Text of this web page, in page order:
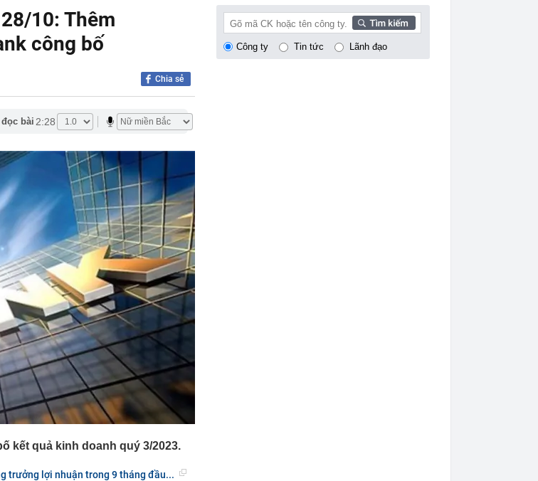
đội mua ô tô tặng sinh nhật
nguội do chạy quá tốc độ quy
đạn dược Mỹ
ở Việt Nam 'có tính gây
dứt mưa dông
dày và sống thọ
Quế Ngọc Hải: Giờ thành
bàn thắng
tỷ đồng ngay trên một chiếc
chính sẽ sớm trở thành dĩ
có hạ nhiệt?
đổi pin ô tô điện vào năm
3 phút
sinh được lên trang bìa quá
sĩ, giảng viên ĐH!
trong chuyên án phức tạp,
10: Thêm
công bố
Chia sẻ
đọc bài 2:28
kết quả kinh doanh quý 3/2023.
trưởng lợi nhuận trong 9 tháng đầu...
Công ty Tin tức Lãnh đạo